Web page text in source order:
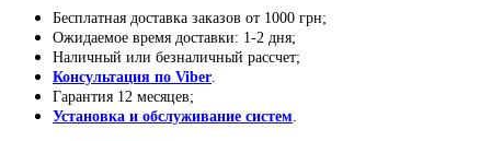
Бесплатная доставка заказов от 1000 грн;
Ожидаемое время доставки: 1-2 дня;
Наличный или безналичный рассчет;
Консультация по Viber
Гарантия 12 месяцев;
Установка и обслуживание систем